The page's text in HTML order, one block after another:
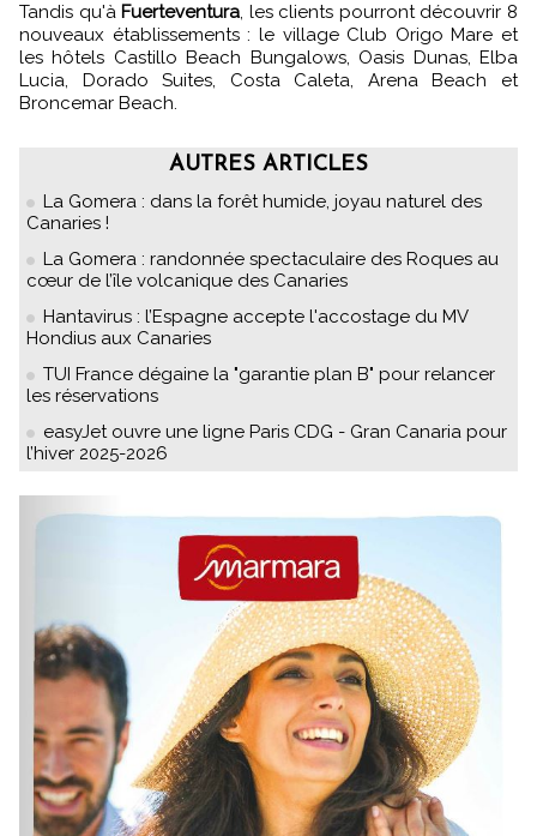
Tandis qu'à Fuerteventura, les clients pourront découvrir 8
nouveaux établissements : le village Club Origo Mare et
les hôtels Castillo Beach Bungalows, Oasis Dunas, Elba
Lucia, Dorado Suites, Costa Caleta, Arena Beach et
Broncemar Beach.
AUTRES ARTICLES
La Gomera : dans la forêt humide, joyau naturel des
Canaries !
La Gomera : randonnée spectaculaire des Roques au
cœur de l’île volcanique des Canaries
Hantavirus : l’Espagne accepte l'accostage du MV
Hondius aux Canaries
TUI France dégaine la "garantie plan B" pour relancer
les réservations
easyJet ouvre une ligne Paris CDG - Gran Canaria pour
l’hiver 2025-2026